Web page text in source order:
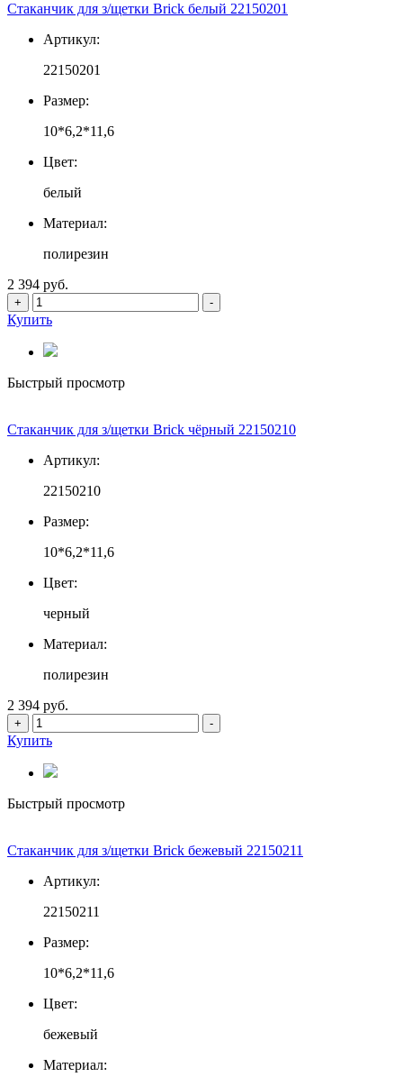
Стаканчик для з/щетки Brick белый 22150201
Артикул:
22150201
Размер:
10*6,2*11,6
Цвет:
белый
Материал:
полирезин
2 394 руб.
+ -
Купить
Быстрый просмотр
Стаканчик для з/щетки Brick чёрный 22150210
Артикул:
22150210
Размер:
10*6,2*11,6
Цвет:
черный
Материал:
полирезин
2 394 руб.
+ -
Купить
Быстрый просмотр
Стаканчик для з/щетки Brick бежевый 22150211
Артикул:
22150211
Размер:
10*6,2*11,6
Цвет:
бежевый
Материал: